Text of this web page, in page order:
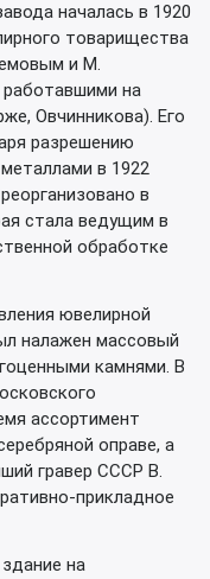
началась в 1920
товарищества
и М.
на
Овчинникова). Его
разрешению
в 1922
в
стала ведущим в
обработке
ювелирной
налажен массовый
камнями. В
ассортимент
оправе, а
гравер СССР В.
прикладное
на